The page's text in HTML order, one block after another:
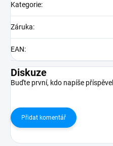
Kategorie:
Záruka:
EAN:
Diskuze
Buďte první, kdo napíše
Přidat komentář